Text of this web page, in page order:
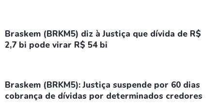
Braskem (BRKM5) diz à Justiça que dívida de R$
2,7 bi pode virar R$ 54 bi
Braskem (BRKM5): Justiça suspende por 60 dias
cobrança de dívidas por determinados credores